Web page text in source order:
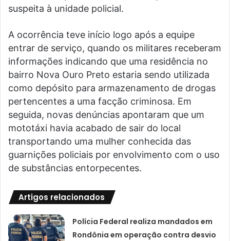
suspeita à unidade policial.
A ocorrência teve início logo após a equipe
entrar de serviço, quando os militares receberam
informações indicando que uma residência no
bairro Nova Ouro Preto estaria sendo utilizada
como depósito para armazenamento de drogas
pertencentes a uma facção criminosa. Em
seguida, novas denúncias apontaram que um
mototáxi havia acabado de sair do local
transportando uma mulher conhecida das
guarnições policiais por envolvimento com o uso
de substâncias entorpecentes.
Artigos relacionados
Polícia Federal realiza mandados em
Rondônia em operação contra desvio